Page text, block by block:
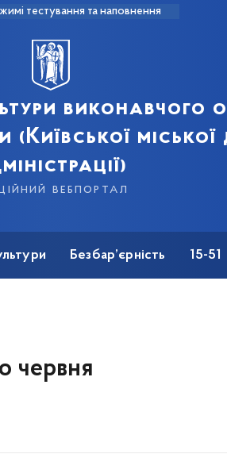
тестування та наповнення
виконавчого
(Київської
вебпортал
Безбар’єрність 15-51
червня